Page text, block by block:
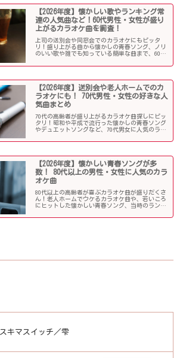
はず！
【2026年度】懐かしい歌やランキング常
連の人気曲など！60代男性・女性が盛り
上がるカラオケ曲を調査！
上司の送別会や同窓会でのカラオケにもピッタ
リ！盛り上がる曲から懐かしの青春ソング、ノリ
のいい歌や誰でも知っている簡単な曲まで、60代
でご紹介します！
【2026年度】送別会や老人ホームでのカ
ラオケにも！ 70代男性・女性の好きな人
気曲まとめ
70代の高齢者が盛り上がるカラオケ曲探しにピッ
タリ！昭和や平成で流行った懐かしの青春ソング
やデュエットソングなど、70代男女に人気のラン
ウケる曲、老人に喜ばれる曲が詰まったラインナ
【2026年度】懐かしい青春ソングが多
数！ 80代以上の男性・女性に人気のカラ
オケ曲
80代以上の高齢者が喜ぶカラオケ曲が盛りだくさ
ん！老人ホームでウケるカラオケ曲や、若いころ
にヒットした懐かしい青春ソング、当時のランキ
た！
スキマスイッチ／雫